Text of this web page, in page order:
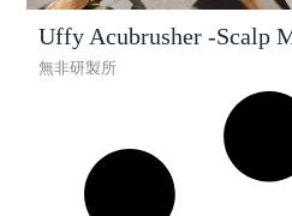
Uffy Acubrusher -Scalp
無非研製所